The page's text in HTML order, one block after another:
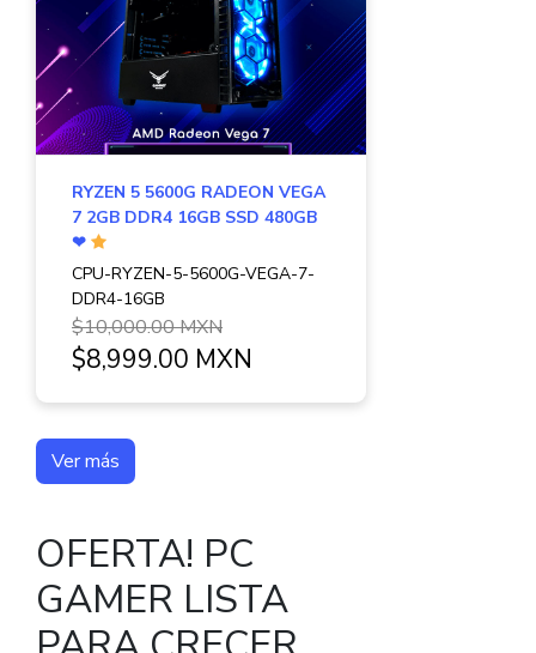
RYZEN 5 5600G RADEON VEGA
7 2GB DDR4 16GB SSD 480GB
❤
CPU-RYZEN-5-5600G-VEGA-7-
DDR4-16GB
$10,000.00 MXN
$8,999.00 MXN
Ver más
OFERTA! PC
GAMER LISTA